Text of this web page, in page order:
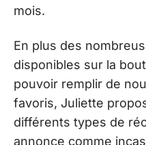
mois.
En plus des
disponibles sur la
pouvoir remplir de
favoris, Juliette
différents types de
annonce comme